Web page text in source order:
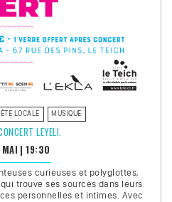
LOCALE MUSIQUE
LEYELI.
|19:30
curieuses et polyglottes,
trouve ses sources dans leurs
personnelles et intimes. Avec